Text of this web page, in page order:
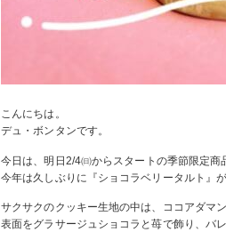
こんにちは。
デュ・ボンタンです。
今日は、明日2/4㈰からスタートの季節限定商
今年は久しぶりに『ショコラベリータルト』
サクサクのクッキー生地の中は、ココアダ
表面をグラサージュショコラと苺で飾り、バ